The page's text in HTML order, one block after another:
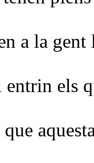
a la
entrin els